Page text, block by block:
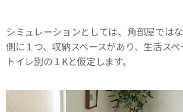
シミュレーションとしては、角部屋では
側に１つ、収納スペースがあり、生活スペ
トイレ別の１Kと仮定します。